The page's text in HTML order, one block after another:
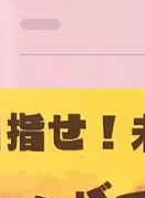
ルさん、妻と協
モニー管弦楽団